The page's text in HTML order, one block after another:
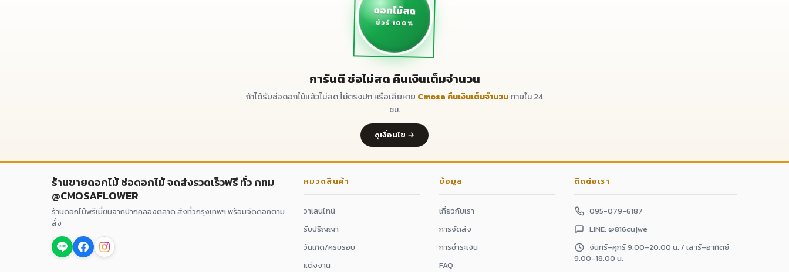
ดอกไม้สด
ชัวร์ 100%
การันตี ช่อไม่สด คืนเงินเต็มจำนวน
ถ้าได้รับช่อดอกไม้แล้วไม่สด ไม่ตรงปก หรือเสียหาย Cmosa คืนเงินเต็มจำนวนภายใน 24
ชม.
ดูเงื่อนไข →
ร้านขายดอกไม้ ช่อดอกไม้ จดส่งรวดเร็วฟรี ทั่ว กทม
@CMOSAFLOWER
ร้านดอกไม้พรีเมี่ยมจากปากคลองตลาด ส่งทั่วกรุงเทพฯ พร้อมจัดดอกตาม
สั่ง
หมวดสินค้า
วาเลนไทน์
รับปริญญา
วันเกิด/ครบรอบ
แต่งงาน
ข้อมูล
เกี่ยวกับเรา
การจัดส่ง
การชำระเงิน
FAQ
ติดต่อเรา
095-079-6187
LINE: @816cujwe
จันทร์–ศุกร์ 9.00–20.00 น. / เสาร์–อาทิตย์
9.00–18.00 น.